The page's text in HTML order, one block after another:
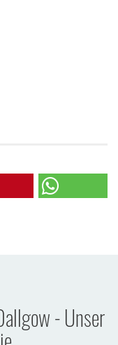
- Unser